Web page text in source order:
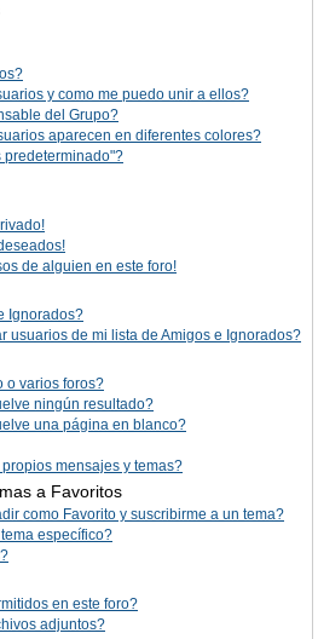
y como me puedo unir a ellos?
del Grupo?
aparecen en diferentes colores?
predeterminado"?
de alguien en este foro!
Ignorados?
usuarios de mi lista de Amigos e Ignorados?
o varios foros?
ningún resultado?
una página en blanco?
mensajes y temas?
a Favoritos
como Favorito y suscribirme a un tema?
específico?
en este foro?
adjuntos?